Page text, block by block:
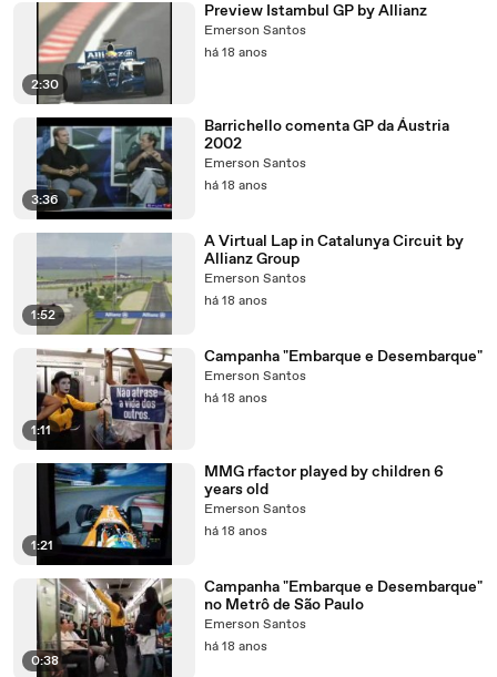
2:30
Preview Istambul GP by Allianz
Emerson Santos
há 18 anos
3:36
Barrichello comenta GP da Áustria
2002
Emerson Santos
há 18 anos
1:52
A Virtual Lap in Catalunya Circuit by
Allianz Group
Emerson Santos
há 18 anos
1:11
Campanha "Embarque e Desembarque"
Emerson Santos
há 18 anos
1:21
MMG rfactor played by children 6
years old
Emerson Santos
há 18 anos
0:38
Campanha "Embarque e Desembarque"
no Metrô de São Paulo
Emerson Santos
há 18 anos